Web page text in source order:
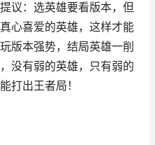
议：选英雄要看版本，但
心喜爱的英雄，这样才能
版本强势，结局英雄一削
没有弱的英雄，只有弱的
打出王者局！